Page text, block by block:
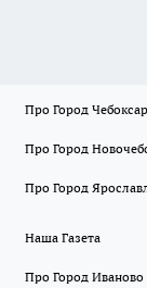
Про Город
Про Город
Про Город
Наша Газета
Про Город Иваново